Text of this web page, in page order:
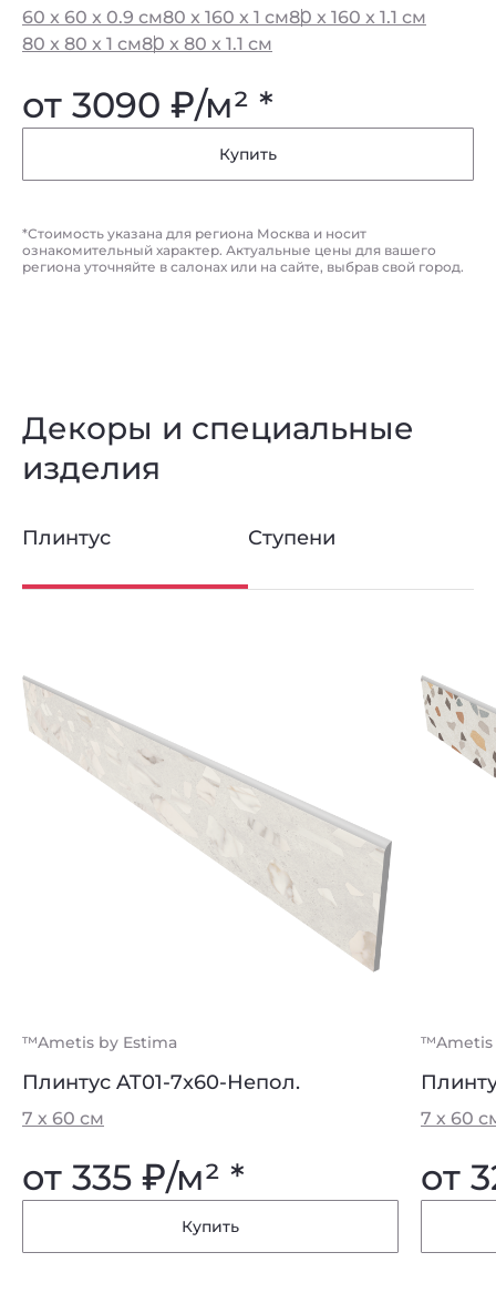
60 x 60 x 0.9 см80 x 160 x 1 см80 x 160 x 1.1 см
80 x 80 x 1 см80 x 80 x 1.1 см
от 3090 ₽/м² *
Купить
*Стоимость указана для региона Москва и носит
ознакомительный характер. Актуальные цены для вашего
региона уточняйте в салонах или на сайте, выбрав свой город.
Декоры и специальные
изделия
Плинтус Ступени
™Ametis by Estima
Плинтус AT01-7x60-Непол.
7 х 60 см
от 335 ₽/м² *
Купить
™Ametis
7 х 60
от
™Ametis by Estima
Ступень AT01-30x60x10-Непол. (с
насечками)
от 820₽/м² *
Купить
™Ametis
от